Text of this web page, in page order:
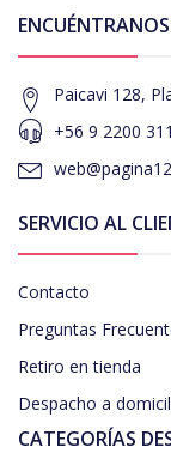
ENCUÉNTRANOS
Paicavi 128,
+56 9 2200
SERVICIO AL
Contacto
Preguntas
Retiro en tienda
Despacho a
CATEGORÍAS